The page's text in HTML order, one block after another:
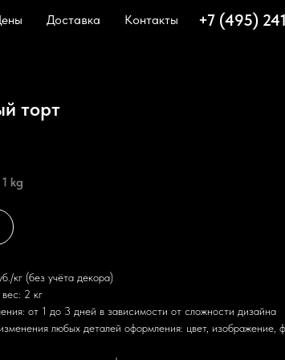
Доставка Контакты +7 (495)
торт
1 kg
кг (без учёта декора)
2 кг
от 1 до 3 дней в зависимости от сложности дизайна
любых деталей оформления: цвет, изображение,